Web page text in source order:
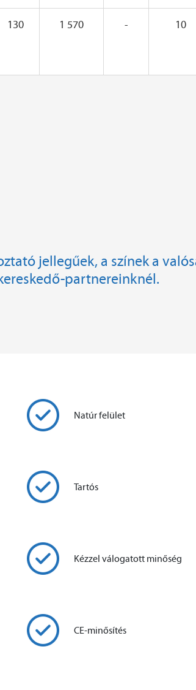
130 1 570 - 10
jellegűek, a színek a
partnereinknél.
Natúr felület
Tartós
Kézzel válogatott minőség
CE-minősítés